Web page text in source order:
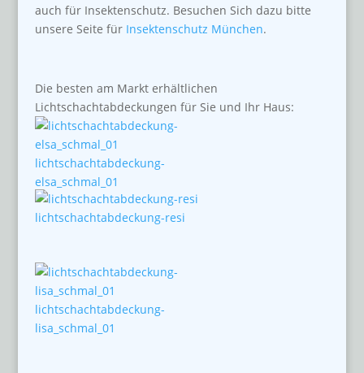
auch für Insektenschutz. Besuchen Sich dazu bitte
unsere Seite für Insektenschutz München.
Die besten am Markt erhältlichen
Lichtschachtabdeckungen für Sie und Ihr Haus:
lichtschachtabdeckung-
elsa_schmal_01
lichtschachtabdeckung-resi
lichtschachtabdeckung-
lisa_schmal_01